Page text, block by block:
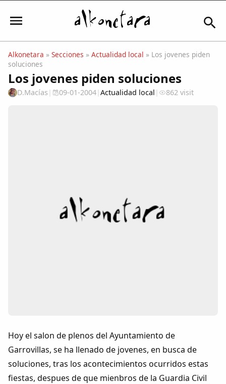
Iniciar sesión
Comunidad
Foros
Idiosincrasia
Alkonetara » Secciones » Actualidad local » Los jovenes piden
soluciones
Los jovenes piden soluciones
D.Macías | 09-01-2004| Actualidad local | 862 visit
Hoy el salon de plenos del Ayuntamiento de
Garrovillas, se ha llenado de jovenes, en busca de
soluciones, tras los acontecimientos ocurridos estas
fiestas, despues de que mienbros de la Guardia Civil